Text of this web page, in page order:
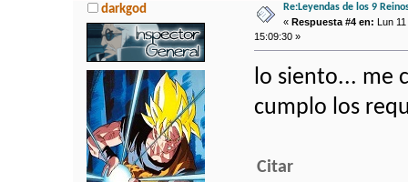
darkgod
Re:Leyendas de los 9
«Respuesta #4 en: Lun
15:09:30 »
lo siento... me
cumplo los
Citar